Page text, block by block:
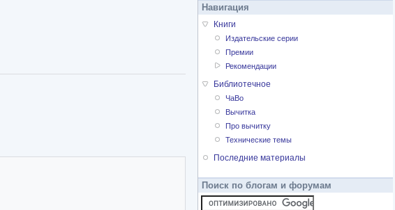
Навигация
Книги
Издательские серии
Премии
Рекомендации
Библиотечное
ЧаВо
Вычитка
Про вычитку
Технические темы
Последние материалы
Поиск по блогам и форумам